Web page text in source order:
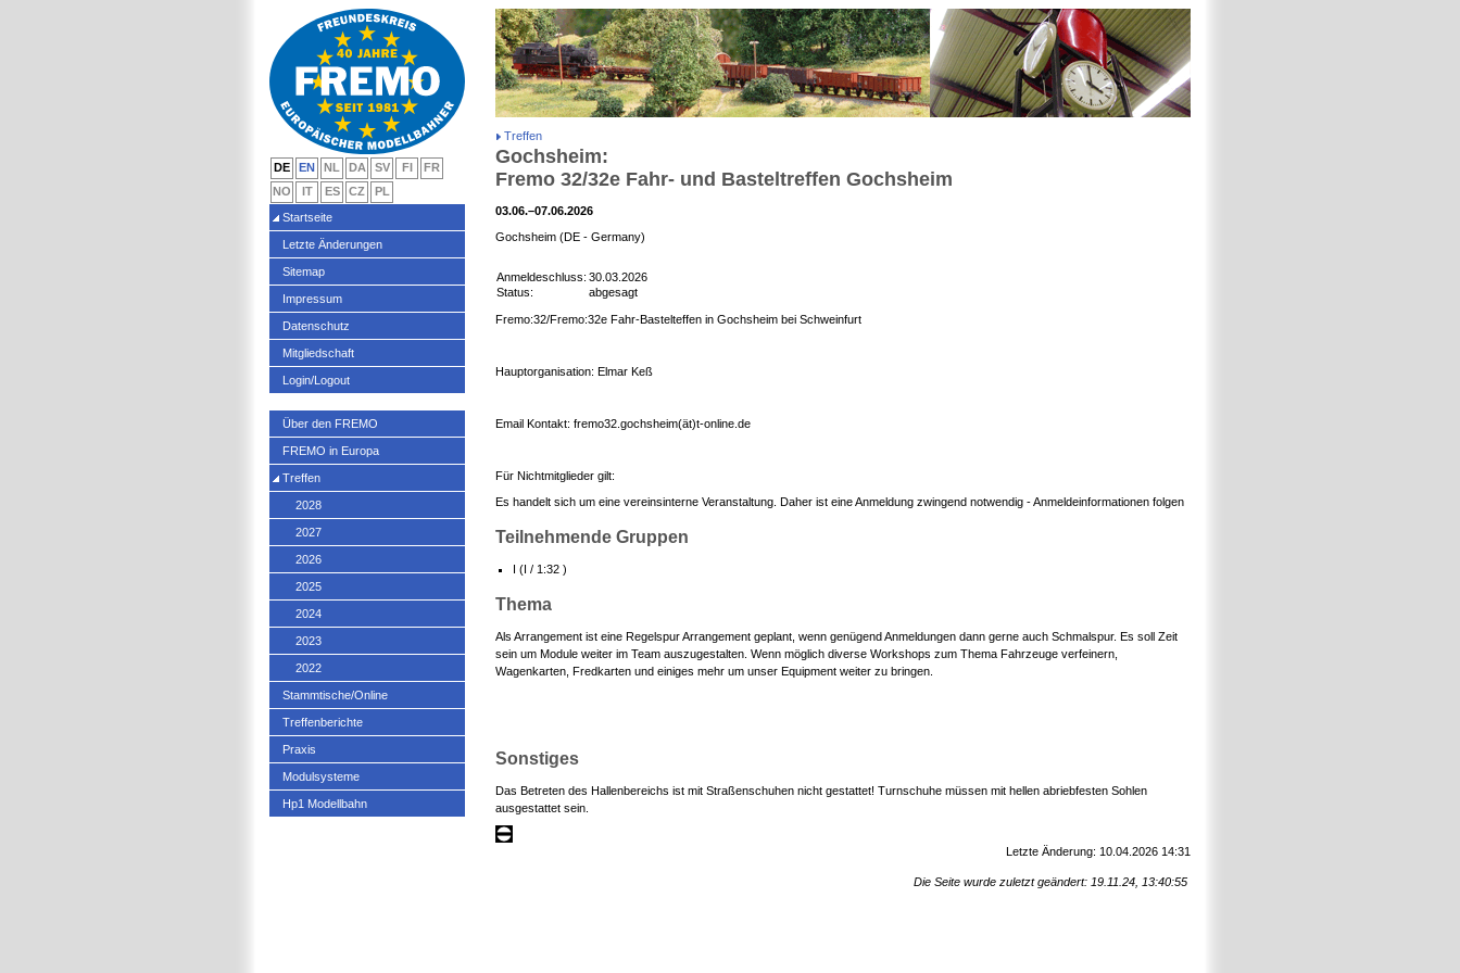
Treffen
Gochsheim:
Fremo 32/32e Fahr- und Basteltreffen Gochsheim
03.06.–07.06.2026
Gochsheim (DE - Germany)
Anmeldeschluss: 30.03.2026
Status:
abgesagt
Fremo:32/Fremo:32e Fahr-Bastelteffen in Gochsheim bei Schweinfurt
Hauptorganisation: Elmar Keß
Email Kontakt: fremo32.gochsheim(ät)t-online.de
Für Nichtmitglieder gilt:
Es handelt sich um eine vereinsinterne Veranstaltung. Daher ist eine Anmeldung zwingend notwendig - Anmeldeinformationen folgen
Teilnehmende Gruppen
I (I / 1:32 )
Thema
Als Arrangement ist eine Regelspur Arrangement geplant, wenn genügend Anmeldungen dann gerne auch Schmalspur. Es soll Zeit
sein um Module weiter im Team auszugestalten. Wenn möglich diverse Workshops zum Thema Fahrzeuge verfeinern,
Wagenkarten, Fredkarten und einiges mehr um unser Equipment weiter zu bringen.
Sonstiges
Das Betreten des Hallenbereichs ist mit Straßenschuhen nicht gestattet! Turnschuhe müssen mit hellen abriebfesten Sohlen
ausgestattet sein.
Letzte Änderung: 10.04.2026 14:31
Die Seite wurde zuletzt geändert: 19.11.24, 13:40:55
DE EN NL DA SV FI
FR
NO
IT ES CZ
PL
Startseite
Letzte Änderungen
Sitemap
Impressum
Datenschutz
Mitgliedschaft
Login/Logout
Über den FREMO
FREMO in Europa
Treffen
2028
2027
2026
2025
2024
2023
2022
Stammtische/Online
Treffenberichte
Praxis
Modulsysteme
Hp1 Modellbahn